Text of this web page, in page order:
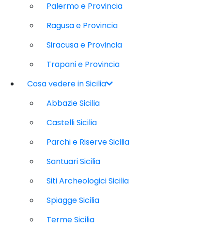
Palermo e Provincia
Ragusa e Provincia
Siracusa e Provincia
Trapani e Provincia
Cosa vedere in Sicilia
Abbazie Sicilia
Castelli Sicilia
Parchi e Riserve Sicilia
Santuari Sicilia
Siti Archeologici Sicilia
Spiagge Sicilia
Terme Sicilia